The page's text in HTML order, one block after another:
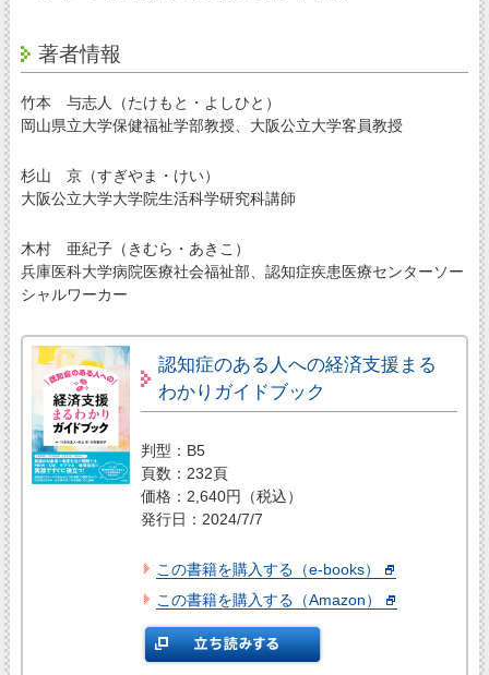
著者情報
竹本 与志人（たけもと・よしひと）
岡山県立大学保健福祉学部教授、大阪公立大学客員教授
杉山 京（すぎやま・けい）
大阪公立大学大学院生活科学研究科講師
木村 亜紀子（きむら・あきこ）
兵庫医科大学病院医療社会福祉部、認知症疾患医療センターソー
シャルワーカー
認知症のある人への経済支援まる
わかりガイドブック
判型：B5
頁数：232頁
価格：2,640円（税込）
発行日：2024/7/7
この書籍を購入する（e-books）
この書籍を購入する（Amazon）